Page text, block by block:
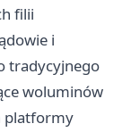
filii
i
tradycyjnego
woluminów
platformy